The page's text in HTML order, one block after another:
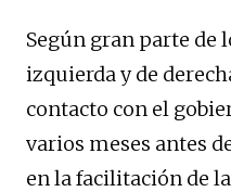
Según gran parte de
izquierda y de
contacto con el
varios meses antes
en la facilitación de